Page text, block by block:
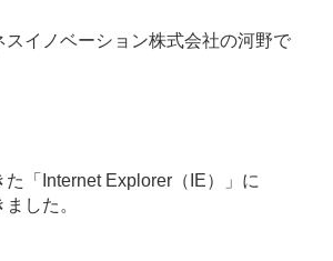
スイノベーション株式会社の河野で
「Internet Explorer（IE）」に
した。